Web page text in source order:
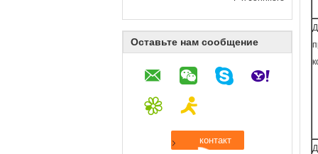
Оставьте нам сообщение